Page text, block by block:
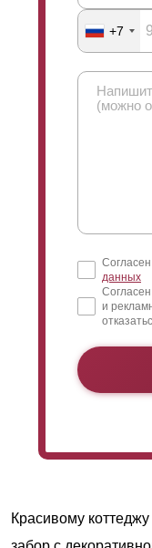
+7
данных
и
Красивому